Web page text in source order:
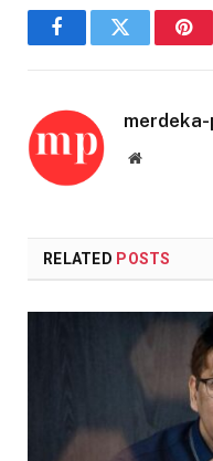
FacebookTwitter
merdeka-
Website
RELATED POSTS